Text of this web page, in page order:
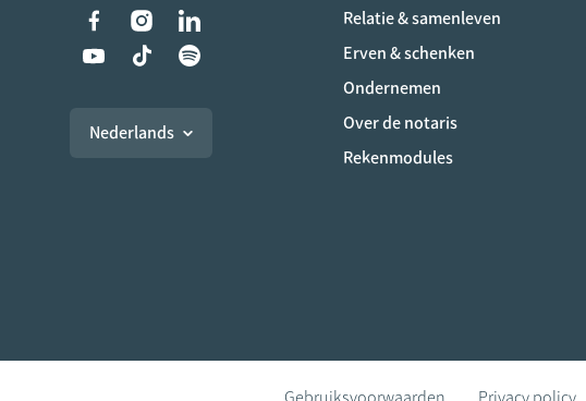
Liens vers les réseaux sociaux
Nederlands
Relatie & samenleven
Erven & schenken
Ondernemen
Over de notaris
Rekenmodules